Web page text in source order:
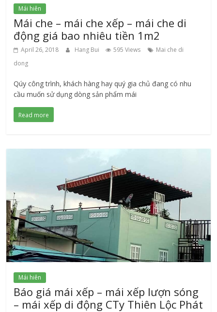
Mái hiên
Mái che – mái che xếp – mái che di
động giá bao nhiêu tiền 1m2
April 26, 2018 Hang Bui 595 Views
Mai che di
dong
Qúy công trình, khách hàng hay quý gia chủ đang có nhu
cầu muốn sử dụng dòng sản phẩm mái
Read more
Mái hiên
Báo giá mái xếp – mái xếp lượn sóng
– mái xếp di động CTy Thiên Lộc Phát